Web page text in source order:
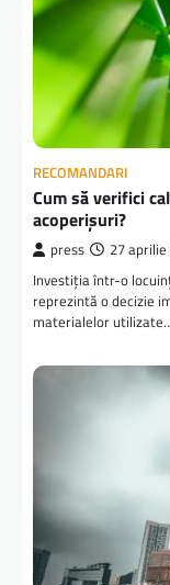
RECOMANDARI
Cum să verifici
acoperișuri?
press 27
Investiția într-o
reprezintă o decizie
materialelor